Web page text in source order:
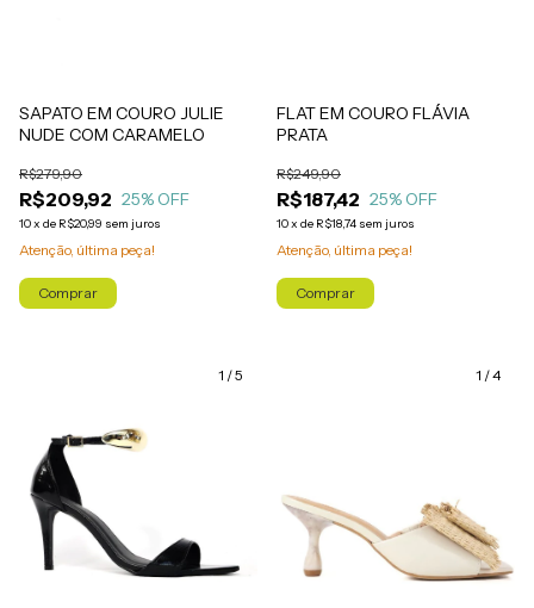
SAPATO EM COURO JULIE
NUDE COM CARAMELO
R$209,92
R$279,90
25% OFF
10x de R$20,99 sem juros
Atenção, última peça!
Comprar
FLAT EM COURO FLÁVIA
PRATA
R$187,42
R$249,90
25% OFF
10x de R$18,74 sem juros
Atenção, última peça!
Comprar
1 /5 1 /4